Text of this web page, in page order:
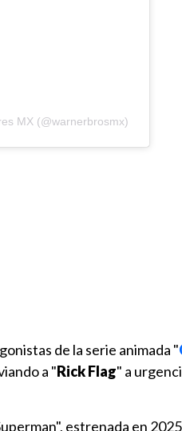
MX (@warnerbrosmx)
de la serie animada "
a "Rick Flag" a
estrenada en